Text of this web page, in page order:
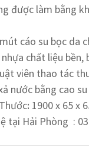
được làm bằng
cáo su bọc da
nhựa chất liệu
viên thao tác
nước bằng cao
: 1900 x 65 x
tại Hải Phòng :